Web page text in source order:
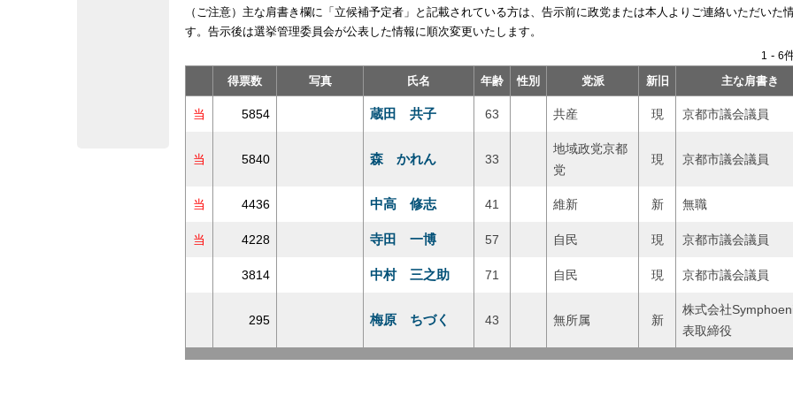
（ご注意）主な肩書き欄に「立候補予定者」と記載されている方は、告示前に政党または本人よりご連絡いただいた
す。告示後は選挙管理委員会が公表した情報に順次変更いたします。
1 - 6
得票数
写真 氏名 年齢 性別 党派 新旧 主な肩書き
当 5854 蔵田 共子 63 共産 現 京都市議会議員
当 5840 森 かれん 33
地域政党京都
党
現 京都市議会議員
当 4436 中高 修志 41 維新 新 無職
当 4228 寺田 一博 57 自民 現 京都市議会議員
3814 中村 三之助 71 自民 現 京都市議会議員
295 梅原 ちづく 43 無所属 新
株式会社
表取締役